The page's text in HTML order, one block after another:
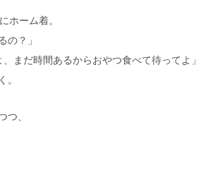
ホーム着。
の？」
まだ時間あるからおやつ食べて待ってよ」
、